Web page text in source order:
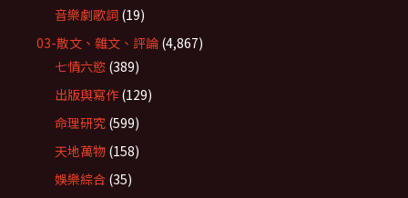
音樂劇歌詞 (19)
03-散文、雜文、評論 (4,867)
七情六慾 (389)
出版與寫作 (129)
命理研究 (599)
天地萬物 (158)
娛樂綜合 (35)